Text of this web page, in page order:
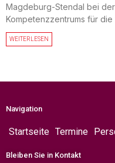
Magdeburg-Stendal bei
Kompetenzzentrums für
WEITERLESEN
Navigation
Startseite Termine
Bleiben Sie in Kontakt